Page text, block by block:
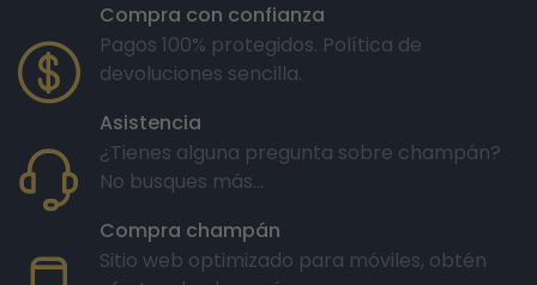
Compra con confianza
Pagos 100% protegidos. Política de
devoluciones sencilla.
Asistencia
¿Tienes alguna pregunta sobre champán?
No busques más...
Compra champán
Sitio web optimizado para móviles, obtén